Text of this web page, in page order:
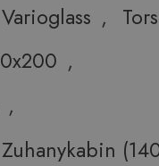
Varioglass ,
,
,